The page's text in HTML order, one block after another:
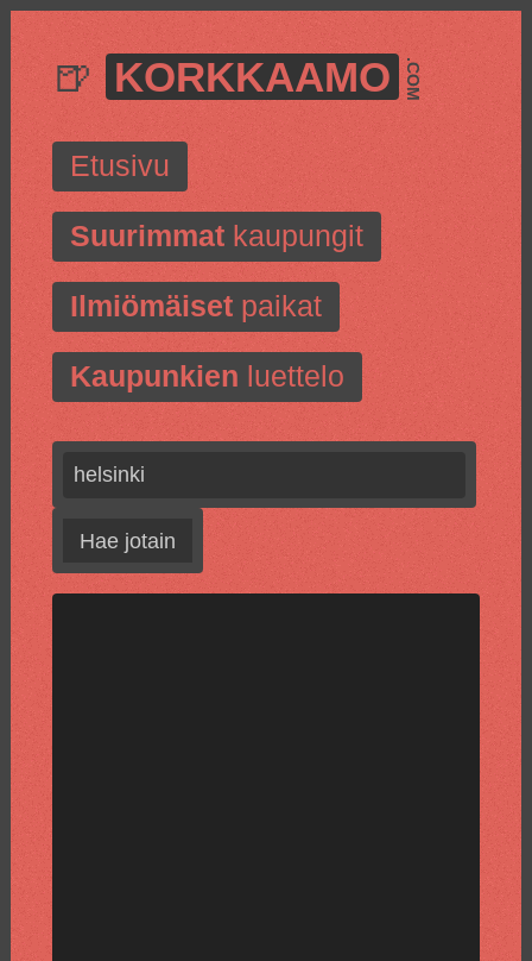
🍺 KORKKAAMO .COM
Etusivu
Suurimmatkaupungit
Ilmiömäisetpaikat
Kaupunkien luettelo
Hae jotain